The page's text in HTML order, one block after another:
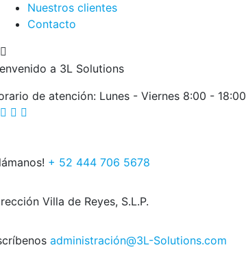
Nuestros clientes
Contacto
a 3L Solutions
de atención: Lunes - Viernes 8:00 - 18:00
+ 52 444 706 5678
Villa de Reyes, S.L.P.
administración@3L-Solutions.com